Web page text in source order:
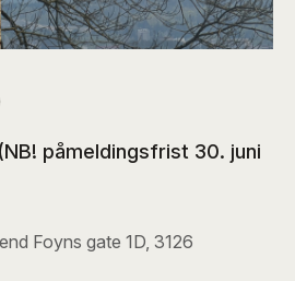
påmeldingsfrist 30. juni
Foyns gate 1D, 3126